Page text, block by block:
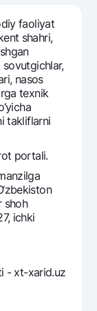
faoliyat
shаhri,
sovutgichlar,
nasos
texnik
takliflarni
portali.
shoh
ichki
- xt-xarid.uz